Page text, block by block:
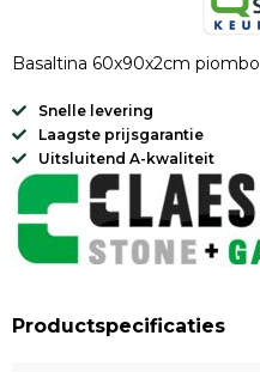
Basaltina 60x90x2cm piombo
Snelle levering
Laagste prijsgarantie
Uitsluitend A-kwaliteit
Productspecificaties